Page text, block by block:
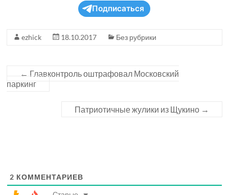
Подписаться
ezhick 18.10.2017 Без рубрики
← Главконтроль оштрафовал Московский
паркинг
Патриотичные жулики из Щукино →
2 КОММЕНТАРИЕВ